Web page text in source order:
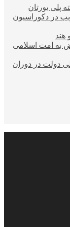
پلی یورتان
در دکوراسیون
هند
به امت اسلامی
دولت در دوران